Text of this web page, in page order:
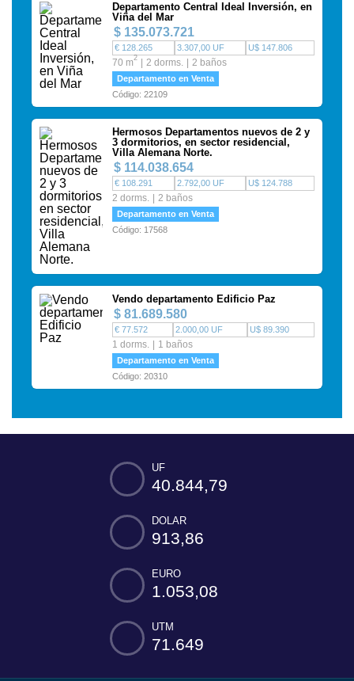
Departamento Central Ideal Inversión, en
Viña del Mar
$ 135.073.721
€ 128.265 3.307,00 UF U$ 147.806
70 m2 2 dorms. 2 baños
Departamento en Venta
Código: 22109
Hermosos Departamentos nuevos de 2 y
3 dormitorios, en sector residencial,
Villa Alemana Norte.
$ 114.038.654
€ 108.291 2.792,00 UF U$ 124.788
2 dorms. 2 baños
Departamento en Venta
Código: 17568
Vendo departamento Edificio Paz
$ 81.689.580
€ 77.572 2.000,00 UF U$ 89.390
1 dorms. 1 baños
Departamento en Venta
Código: 20310
UF
40.844,79
DOLAR
913,86
EURO
1.053,08
UTM
71.649